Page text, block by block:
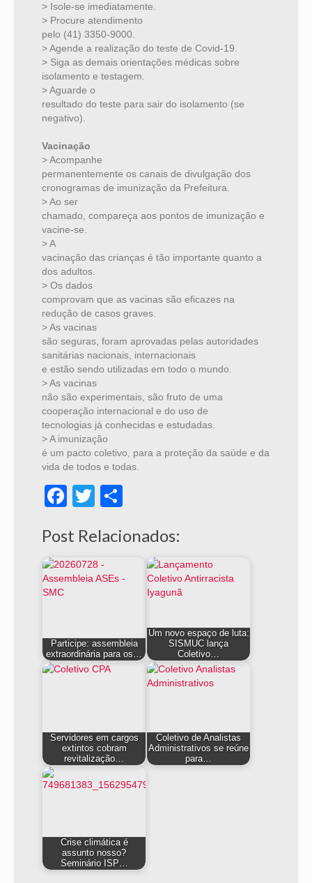
> Isole-se imediatamente.
> Procure atendimento
pelo (41) 3350-9000.
> Agende a realização do teste de Covid-19.
> Siga as demais orientações médicas sobre
isolamento e testagem.
> Aguarde o
resultado do teste para sair do isolamento (se
negativo).
Vacinação
> Acompanhe
permanentemente os canais de divulgação dos
cronogramas de imunização da Prefeitura.
> Ao ser
chamado, compareça aos pontos de imunização e
vacine-se.
> A
vacinação das crianças é tão importante quanto a
dos adultos.
> Os dados
comprovam que as vacinas são eficazes na
redução de casos graves.
> As vacinas
são seguras, foram aprovadas pelas autoridades
sanitárias nacionais, internacionais
e estão sendo utilizadas em todo o mundo.
> As vacinas
não são experimentais, são fruto de uma
cooperação internacional e do uso de
tecnologias já conhecidas e estudadas.
> A imunização
é um pacto coletivo, para a proteção da saúde e da
vida de todos e todas.
Facebook
Twitter
Post Relacionados:
Participe: assembleia
extraordinária para os…
Um novo espaço de luta:
SISMUC lança
Coletivo…
Servidores em cargos
extintos cobram
revitalização…
Coletivo de Analistas
Administrativos se reúne
para…
Crise climática é
assunto nosso?
Seminário ISP…